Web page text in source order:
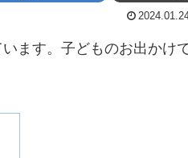
ます。子どものお出かけ